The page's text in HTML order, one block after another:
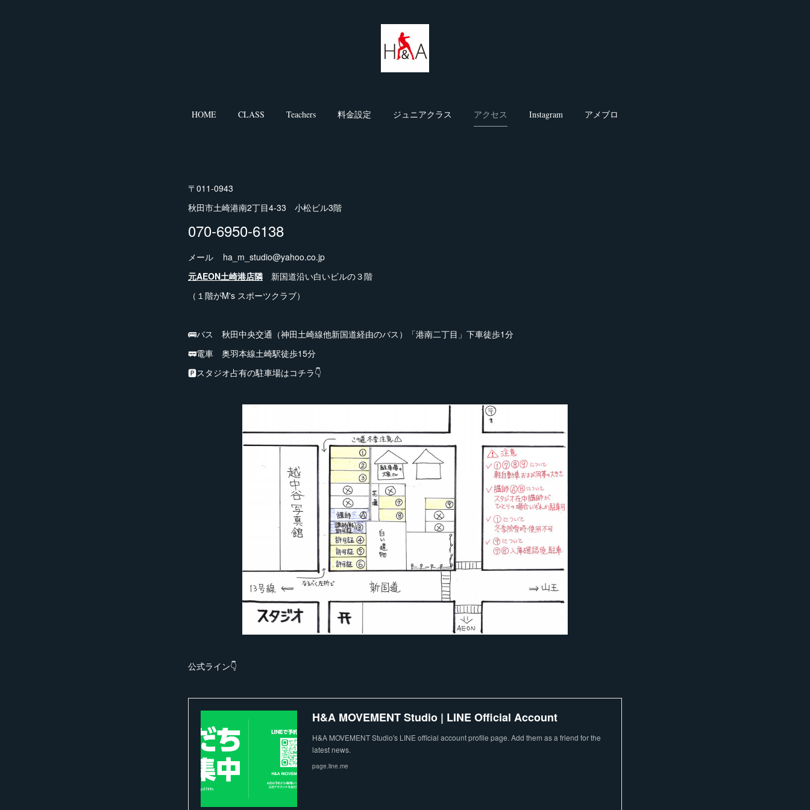
HOME CLASS Teachers 料金設定 ジュニアクラス アクセス Instagram アメブロ
〒011-0943
秋田市土崎港南2丁目4-33 小松ビル3階
070-6950-6138
メール ha_m_studio@yahoo.co.jp
元AEON土崎港店隣 新国道沿い白いビルの３階
（１階がM's スポーツクラブ）
🚌バス 秋田中央交通（神田土崎線他新国道経由のバス）「港南二丁目」下車徒歩1分
🚃電車 奥羽本線土崎駅徒歩15分
🅿スタジオ占有の駐車場はコチラ👇
公式ライン👇
H&A MOVEMENT Studio | LINE Official Account
H&A MOVEMENT Studio's LINE official account profile page. Add them as a friend for the
latest news.
page.line.me